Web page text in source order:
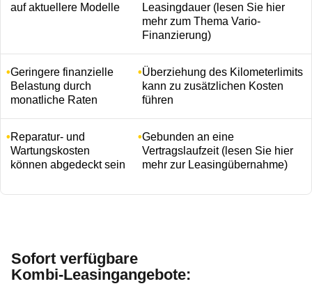
auf aktuellere Modelle
Leasingdauer (lesen Sie hier
mehr zum Thema Vario-
Finanzierung)
Geringere finanzielle
Belastung durch
monatliche Raten
Überziehung des Kilometerlimits
kann zu zusätzlichen Kosten
führen
Reparatur- und
Wartungskosten
können abgedeckt sein
Gebunden an eine
Vertragslaufzeit (lesen Sie hier
mehr zur Leasingübernahme)
Sofort verfügbare
Kombi‑Leasingangebote: